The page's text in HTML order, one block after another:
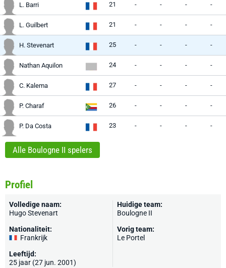
L. Barri 21 - - - -
L. Guilbert 21 - - - -
H. Stevenart 25 - - - -
Nathan Aquilon 24 - - - -
C. Kalema 27 - - - -
P. Charaf 26 - - - -
P. Da Costa 23 - - - -
Alle Boulogne II spelers
Profiel
Volledige naam:
Hugo Stevenart
Nationaliteit:
Frankrijk
Leeftijd:
25 jaar (27 jun. 2001)
Huidige team:
Boulogne II
Vorig team:
Le Portel